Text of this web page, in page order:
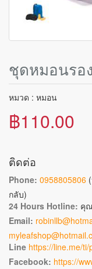
ชุดหมอนรอ
หมวด : หมอน
฿110.00
ติดต่อ
Phone: 0958805806
กลับ)
24 Hours Hotline: คุ
Email:
Line https://line.me/ti/
Facebook: https://